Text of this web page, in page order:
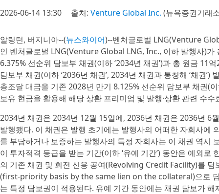
2026-06-14 13:30 출처: Venture Global Inc. (뉴욕증권거래
알링턴, 버지니아--(뉴스와이어)--벤처글로벌 LNG(Venture
인 벤처글로벌 LNG(Venture Global LNG, Inc., 이하 발행사)
6.375% 선순위 담보부 채권(이하 ‘2034년 채권’)과 총 원금 11
담보부 채권(이하 ‘2036년 채권’, 2034년 채권과 통칭해 ‘채권
총조달 대금을 기존 2028년 만기 8.125% 선순위 담보부 채권(
보유 현금을 활용해 해당 상환 프리미엄 및 발행·상환 관련 수
2034년 채권은 2034년 12월 15일에, 2036년 채권은 2036년 6
발행됐다. 이 채권은 발행 초기에는 발행사의 어떠한 자회사에
를 부담하거나 보증하는 발행사의 특정 자회사는 이 채권 역시
이 투자적격 등급을 받는 기간(이하 ‘유예 기간’) 동안은 예외
의 기존 채권 및 회전 신용 공여(Revolving Credit Facility)를
(first-priority basis by the same lien on the collateral)으로
는 특정 담보권이 적용된다. 유예 기간 동안에는 채권 담보가 해